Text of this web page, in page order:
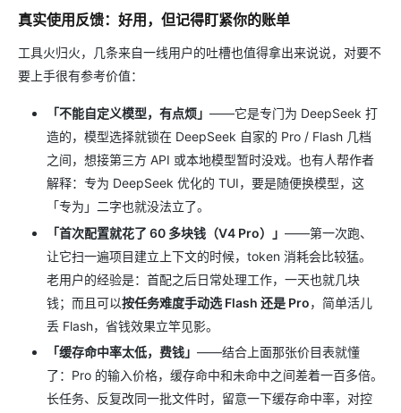
真实使用反馈：好用，但记得盯紧你的账单
工具火归火，几条来自一线用户的吐槽也值得拿出来说说，对要不
要上手很有参考价值：
「不能自定义模型，有点烦」 ——它是专门为 DeepSeek 打
造的，模型选择就锁在 DeepSeek 自家的 Pro / Flash 几档
之间，想接第三方 API 或本地模型暂时没戏。也有人帮作者
解释：专为 DeepSeek 优化的 TUI，要是随便换模型，这
「专为」二字也就没法立了。
「首次配置就花了 60 多块钱（V4 Pro）」 ——第一次跑、
让它扫一遍项目建立上下文的时候，token 消耗会比较猛。
老用户的经验是：首配之后日常处理工作，一天也就几块
钱；而且可以按任务难度手动选 Flash 还是 Pro，简单活儿
丢 Flash，省钱效果立竿见影。
「缓存命中率太低，费钱」 ——结合上面那张价目表就懂
了：Pro 的输入价格，缓存命中和未命中之间差着一百多倍。
长任务、反复改同一批文件时，留意一下缓存命中率，对控